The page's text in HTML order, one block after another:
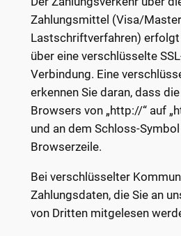
Zahlungsmittel (Visa/
Lastschriftverfahren)
über eine verschlüsselte
Verbindung. Eine
erkennen Sie daran, dass
Browsers von „http://“ auf
und an dem Schloss-
Browserzeile.
Bei verschlüsselter
Zahlungsdaten, die Sie an
von Dritten mitgelesen